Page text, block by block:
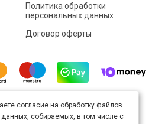
Политика обработки
персональных данных
Договор оферты
доступно полицензии Creative
«Attribution» («Атрибуция») 4.0
согласие на обработку файлов
данных, собираемых, в том числе с